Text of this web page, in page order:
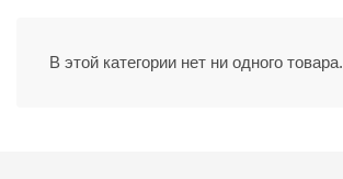
В этой категории нет ни одного товара.